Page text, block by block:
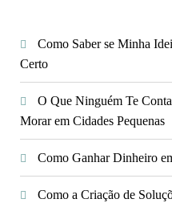
Como Saber se Minha
Certo
O Que Ninguém Te
Morar em Cidades Pequenas
Como Ganhar Dinheiro
Como a Criação de